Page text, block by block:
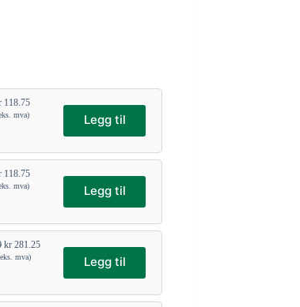
118.75
mva) Legg til
118.75
mva) Legg til
kr 281.25
eks. mva) Legg til